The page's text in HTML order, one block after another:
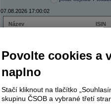
07.08.2026 17:00:02
Název
ISIN
ERSTE BANK
TMR
AD index - vývoj
Povolte cookies a
naplno
Stačí kliknout na tlačítko
skupinu ČSOB a vybrané třetí